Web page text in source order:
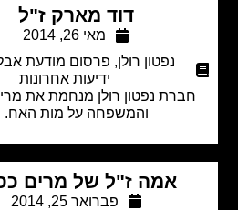
דוד מארק ז"ל
מאי 26, 2014
נפטון רולן,פרסום מודעת אבל בעיתון
ידיעות אחרונות
נפטון רולן מנחמת את מרים כספי
והמשפחה על מות האח.
אמה ז"ל של מרים כספי
פברואר 25, 2014